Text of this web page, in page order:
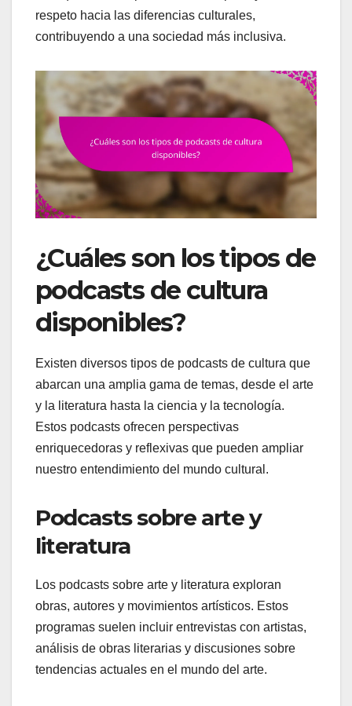
respeto hacia las diferencias culturales,
contribuyendo a una sociedad más inclusiva.
¿Cuáles son los tipos de
podcasts de cultura
disponibles?
Existen diversos tipos de podcasts de cultura que
abarcan una amplia gama de temas, desde el arte
y la literatura hasta la ciencia y la tecnología.
Estos podcasts ofrecen perspectivas
enriquecedoras y reflexivas que pueden ampliar
nuestro entendimiento del mundo cultural.
Podcasts sobre arte y
literatura
Los podcasts sobre arte y literatura exploran
obras, autores y movimientos artísticos. Estos
programas suelen incluir entrevistas con artistas,
análisis de obras literarias y discusiones sobre
tendencias actuales en el mundo del arte.